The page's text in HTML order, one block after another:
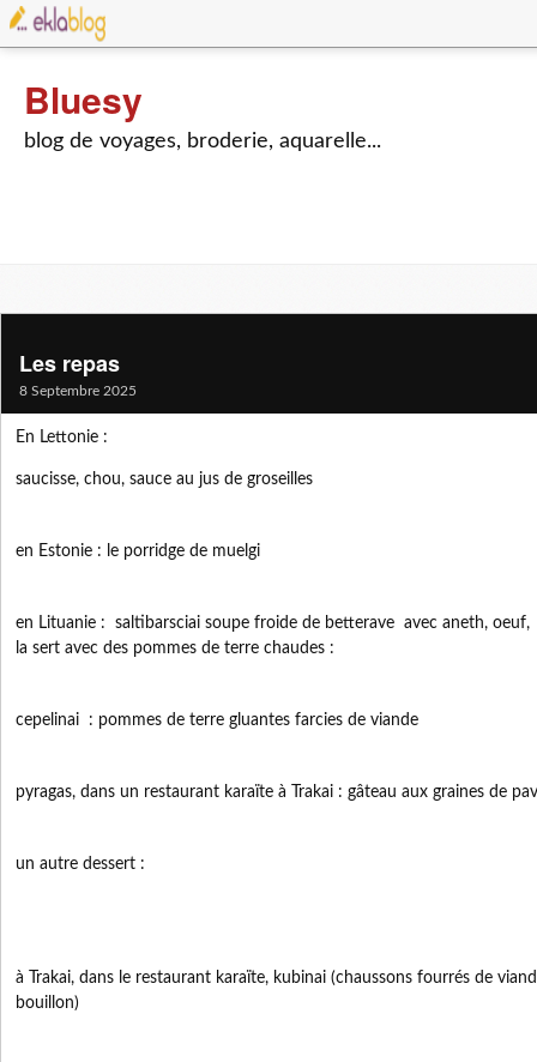
Bluesy
blog de voyages, broderie, aquarelle...
Les repas
8 Septembre 2025
En Lettonie :
saucisse, chou, sauce au jus de groseilles
en Estonie : le porridge de muelgi
en Lituanie : saltibarsciai soupe froide de betterave avec aneth, oeuf,
la sert avec des pommes de terre chaudes :
cepelinai : pommes de terre gluantes farcies de viande
pyragas, dans un restaurant karaïte à Trakai : gâteau aux graines de
un autre dessert :
à Trakai, dans le restaurant karaïte, kubinai (chaussons fourrés de
bouillon)